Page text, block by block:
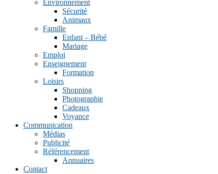
Environnement
Sécurité
Animaux
Famille
Enfant – Bébé
Mariage
Emploi
Enseignement
Formation
Loisirs
Shopping
Photographie
Cadeaux
Voyance
Communication
Médias
Publicité
Référencement
Annuaires
Contact